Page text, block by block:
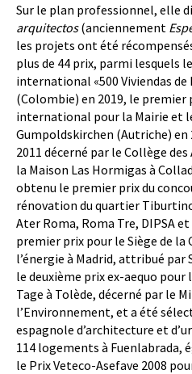
Sur le plan professionnel, elle
arquitectos(anciennement
les projets ont été
plus de 44 prix, parmi lesquels
international «500 Viviendas
(Colombie) en 2019, le premier
international pour la Mairie et
Gumpoldskirchen (Autriche) en
2011 décerné par le Collège
la Maison Las Hormigas à
obtenu le premier prix du
rénovation du quartier
Ater Roma, Roma Tre, DIPSA
premier prix pour le Siège de
l’énergie à Madrid, attribué par
le deuxième prix ex-aequo
Tage à Tolède, décerné par le
l’Environnement, et a été
espagnole d’architecture et
114 logements à Fuenlabrada,
le Prix Veteco-Asefave 2008